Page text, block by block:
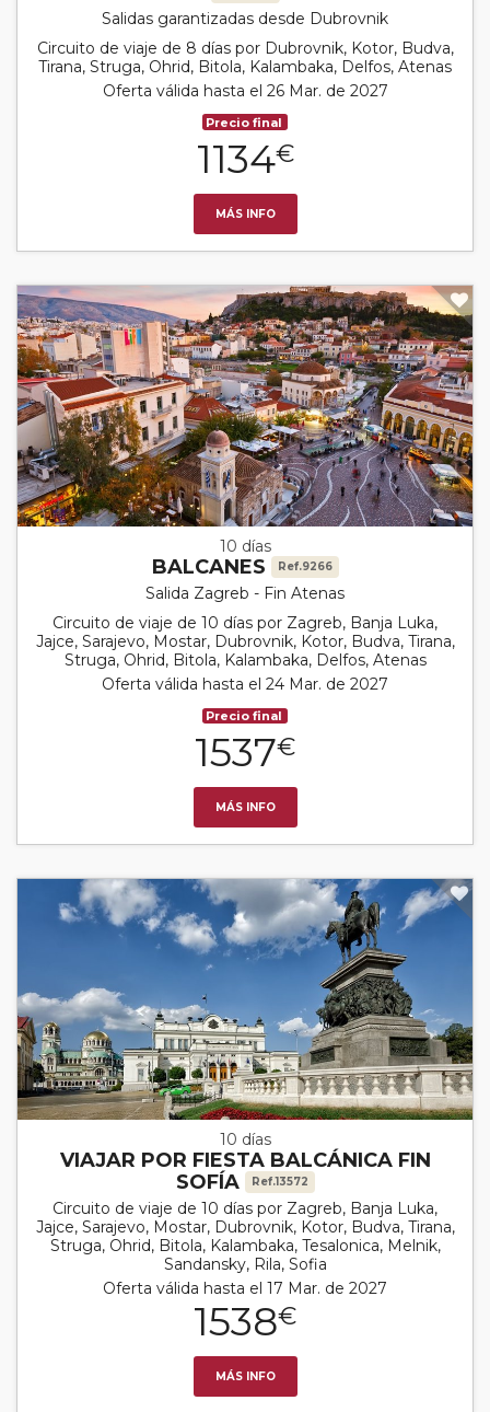
Salidas garantizadas desde Dubrovnik
Circuito de viaje de 8 días por Dubrovnik, Kotor, Budva,
Tirana, Struga, Ohrid, Bitola, Kalambaka, Delfos, Atenas
Oferta válida hasta el 26 Mar. de 2027
Precio final
1134€
MÁS INFO
10 días
BALCANES Ref.9266
Salida Zagreb - Fin Atenas
Circuito de viaje de 10 días por Zagreb, Banja Luka,
Jajce, Sarajevo, Mostar, Dubrovnik, Kotor, Budva, Tirana,
Struga, Ohrid, Bitola, Kalambaka, Delfos, Atenas
Oferta válida hasta el 24 Mar. de 2027
Precio final
1537€
MÁS INFO
10 días
VIAJAR POR FIESTA BALCÁNICA FIN
SOFÍA
Ref.13572
Circuito de viaje de 10 días por Zagreb, Banja Luka,
Jajce, Sarajevo, Mostar, Dubrovnik, Kotor, Budva, Tirana,
Struga, Ohrid, Bitola, Kalambaka, Tesalonica, Melnik,
Sandansky, Rila, Sofia
Oferta válida hasta el 17 Mar. de 2027
1538€
MÁS INFO